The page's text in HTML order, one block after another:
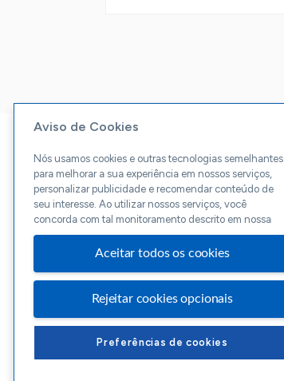
Aviso de Cookies
Nós usamos cookies e outras tecnologias semelhantes
para melhorar a sua experiência em nossos serviços,
personalizar publicidade e recomendar conteúdo de
seu interesse. Ao utilizar nossos serviços, você
concorda com tal monitoramento descrito em nossa
Aceitar todos os cookies
Rejeitar cookies opcionais
Preferências de cookies